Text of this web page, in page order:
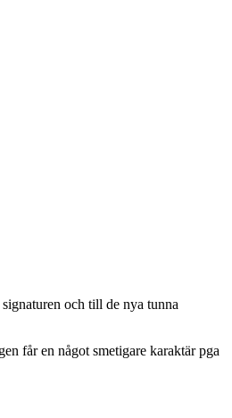
och till de nya tunna
får en något smetigare karaktär pga